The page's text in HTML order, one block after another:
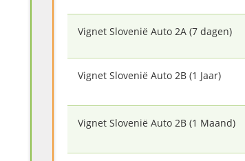
Vignet Slovenië Auto 2A (7 dagen)
Vignet Slovenië Auto 2B (1 Jaar)
Vignet Slovenië Auto 2B (1 Maand)